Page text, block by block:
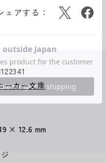
ェアする：
ーカー文庫
× 12.6 mm